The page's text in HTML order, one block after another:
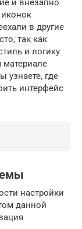
и внезапно
в другие
так как
и логику
узнаете, где
интерфейс
настройки
данной